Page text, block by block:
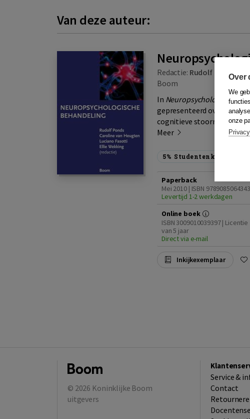
Van deze auteur:
Redactie: Rudolf Ponds
Boom
In Neuropsychologische
gepresenteerd over de
cognitieve stoornissen die
Meer
5% Studentenkorting
Paperback
Mei 2010 | ISBN 9789085064343
Levertijd 1-2 werkdagen
Online boek
ISBN 3009010039397 | Licentie
van 5 jaar
Direct via e-mail
Inkijkexemplaar
© 2026 Koninklijke Boom
uitgevers
Service &
Contact
Over
We
onze